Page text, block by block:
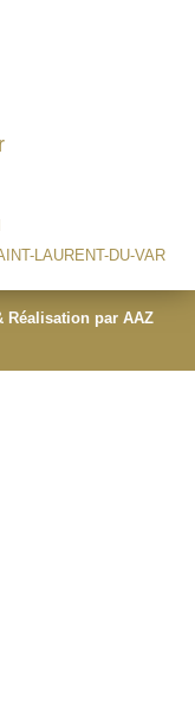
LAURENT-DU-VAR
Réalisation par AAZ